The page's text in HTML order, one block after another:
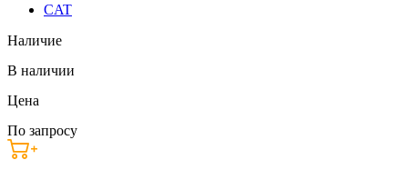
CAT
Наличие
В наличии
Цена
По запросу